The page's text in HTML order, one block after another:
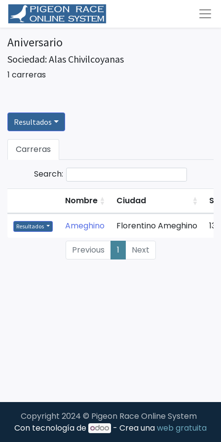
Aniversario
Sociedad: Alas Chivilcoyanas
1 carreras
Resultados
Carreras
Search:
Nombre Ciudad
Resultados Ameghino Florentino Ameghino
Previous 1 Next
Copyright 2024 © Pigeon Race Online System
Con tecnología de
- Crea unaweb gratuita